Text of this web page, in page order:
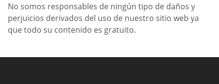
No somos responsables de ningún tipo de daños y
perjuicios derivados del uso de nuestro sitio web ya
que todo su contenido es gratuito.